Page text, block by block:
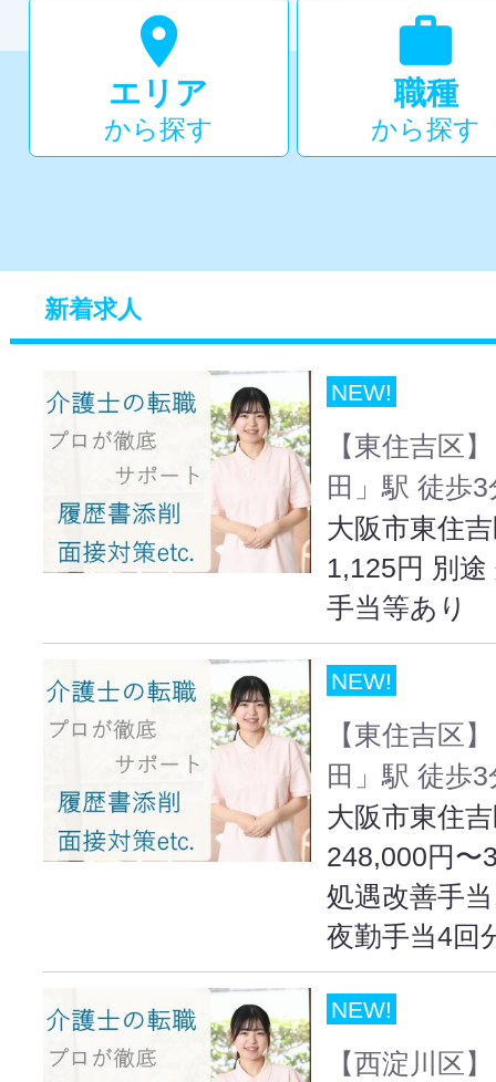

エリア
から探す

職種
から探す
新着求人
NEW!
【東住吉区
田」駅 徒歩
大阪市東住
1,125円 別
手当等あり
NEW!
【東住吉区
田」駅 徒歩
大阪市東住
248,000円〜
処遇改善手
夜勤手当4回
NEW!
【西淀川区